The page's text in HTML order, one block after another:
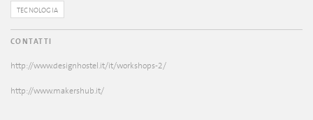
TECNOLOGIA
CONTATTI
http://www.designhostel.it/it/workshops-2/
http://www.makershub.it/